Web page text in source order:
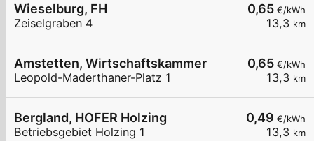
0,65 €/kWh
13,3 km
Wieselburg, FH
Zeiselgraben 4
0,65 €/kWh
13,3 km
Amstetten, Wirtschaftskammer
Leopold-Maderthaner-Platz 1
0,49 €/kWh
13,3 km
Bergland, HOFER Holzing
Betriebsgebiet Holzing 1